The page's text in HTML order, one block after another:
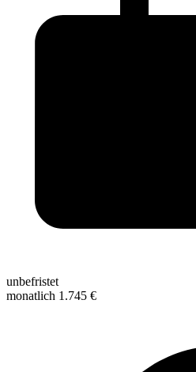
unbefristet
monatlich 1.745 €